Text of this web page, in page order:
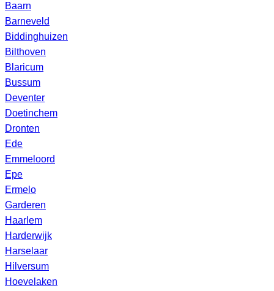
Baarn
Barneveld
Biddinghuizen
Bilthoven
Blaricum
Bussum
Deventer
Doetinchem
Dronten
Ede
Emmeloord
Epe
Ermelo
Garderen
Haarlem
Harderwijk
Harselaar
Hilversum
Hoevelaken